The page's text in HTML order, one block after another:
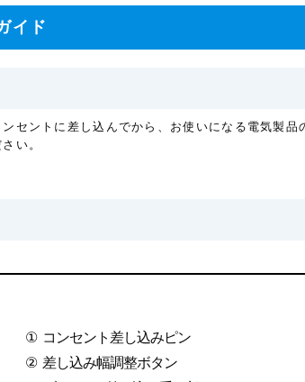
イド
セントに差し込んでから、お使いになる電気製品
い。
① コンセント差し込みピン
② 差し込み幅調整ボタン